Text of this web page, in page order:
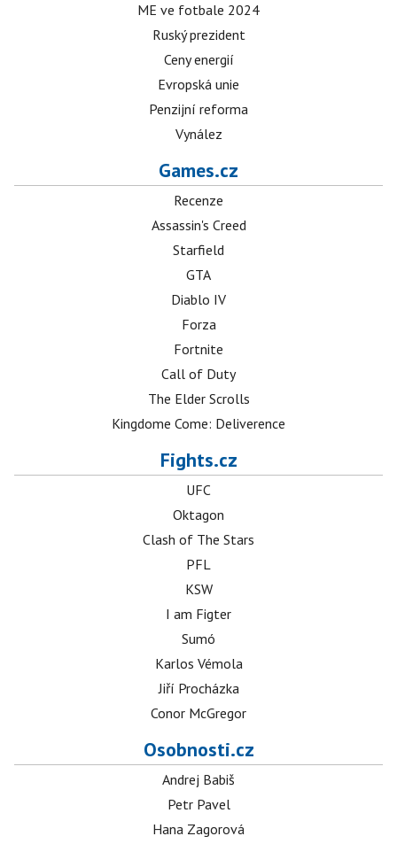
ME ve fotbale 2024
Ruský prezident
Ceny energií
Evropská unie
Penzijní reforma
Vynález
Games.cz
Recenze
Assassin's Creed
Starfield
GTA
Diablo IV
Forza
Fortnite
Call of Duty
The Elder Scrolls
Kingdome Come: Deliverence
Fights.cz
UFC
Oktagon
Clash of The Stars
PFL
KSW
I am Figter
Sumó
Karlos Vémola
Jiří Procházka
Conor McGregor
Osobnosti.cz
Andrej Babiš
Petr Pavel
Hana Zagorová